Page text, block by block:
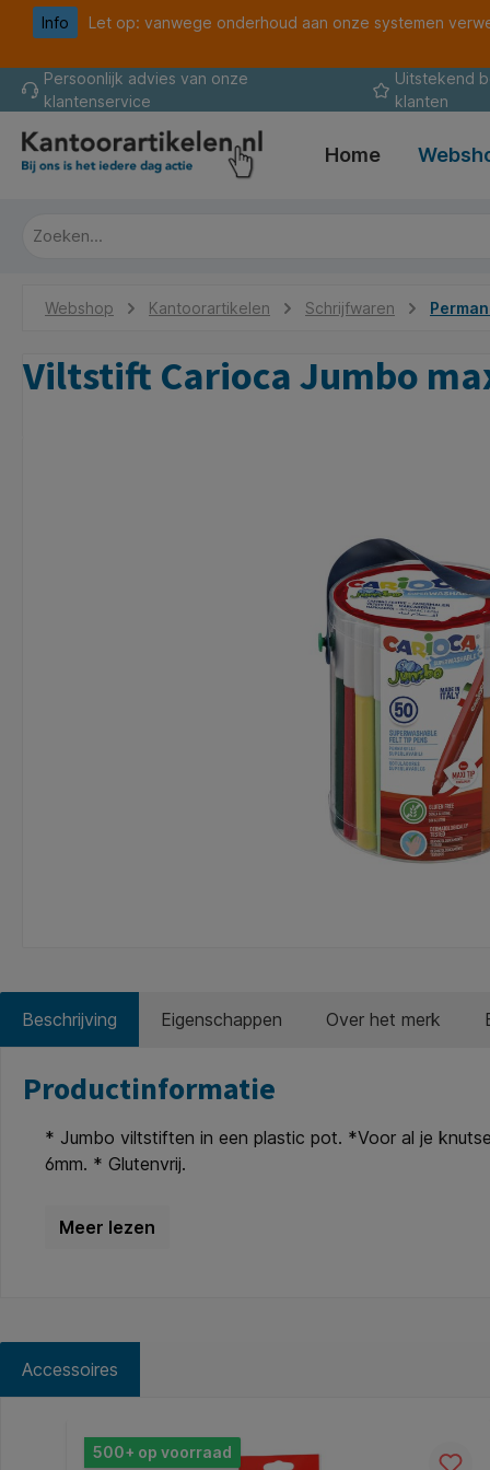
Ga naar de hoofdnavigatie
Info
Let op: vanwege onderhoud aan onze systemen
Persoonlijk advies van onze
klantenservice
Uitstekend
klanten
Home
Webshop Kantoorartikelen Schrijfwaren
Viltstift Carioca Jumbo
Beschrijving Eigenschappen Over het merk
Productinformatie
* Jumbo viltstiften in een plastic pot. *Voor al je
6mm. * Glutenvrij.
Accessoires
Productgalerij overslaan
500+ op voorraad